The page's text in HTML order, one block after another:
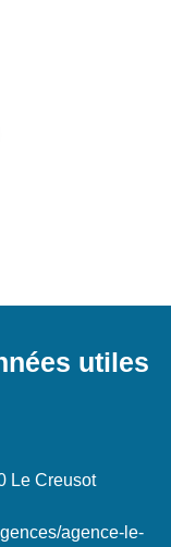
utiles
Le Creusot
agence-le-